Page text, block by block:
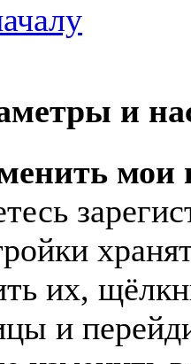
и
мои
их,
и